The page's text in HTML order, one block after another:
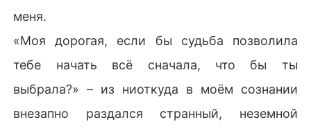
меня.
«Моя дорогая, если бы судьба позволила
тебе начать всё сначала, что бы ты
выбрала?» – из ниоткуда в моём сознании
внезапно раздался странный, неземной